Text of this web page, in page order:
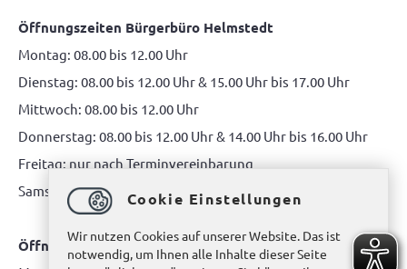
Öffnungszeiten Bürgerbüro Helmstedt
Montag: 08.00 bis 12.00 Uhr
Dienstag: 08.00 bis 12.00 Uhr & 15.00 Uhr bis 17.00 Uhr
Mittwoch: 08.00 bis 12.00 Uhr
Donnerstag: 08.00 bis 12.00 Uhr & 14.00 Uhr bis 16.00 Uhr
Freitag: nur nach Terminvereinbarung
Samstag: 10.00 bis 12.00 Uhr
Öffnungszeiten Bürgerbüro Büddenstedt
Cookie Einstellungen
Wir nutzen Cookies auf unserer Website. Das ist
notwendig, um Ihnen alle Inhalte dieser Seite